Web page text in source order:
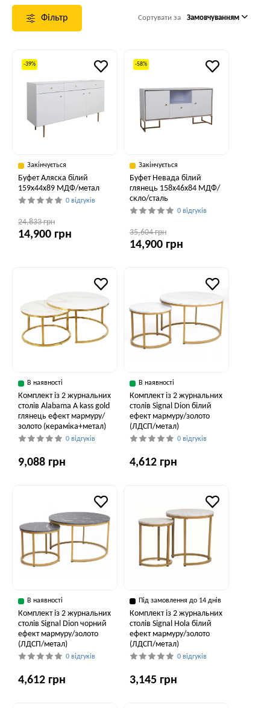
Фільтр Сортувати за Замовчуванням
-39%
Закінчується
Буфет Аляска білий
159x44x89 МДФ/метал
0 відгуків
24,833 грн
14,900 грн
-58%
Закінчується
Буфет Невада білий
глянець 158x46x84 МДФ/
скло/сталь
0 відгуків
35,604 грн
14,900 грн
В наявності
Комплект із 2 журнальних
столів Alabama A kass gold
глянець ефект мармуру/
золото (кераміка+метал)
0 відгуків
9,088 грн
В наявності
Комплект із 2 журнальних
столів Signal Dion білий
ефект мармуру/золото
(ЛДСП/метал)
0 відгуків
4,612 грн
В наявності
Комплект із 2 журнальних
столів Signal Dion чорний
ефект мармуру/золото
(ЛДСП/метал)
0 відгуків
4,612 грн
Під замовлення до 14 днів
Комплект із 2 журнальних
столів Signal Hola білий
ефект мармуру/золото
(ЛДСП/метал)
0 відгуків
3,145 грн